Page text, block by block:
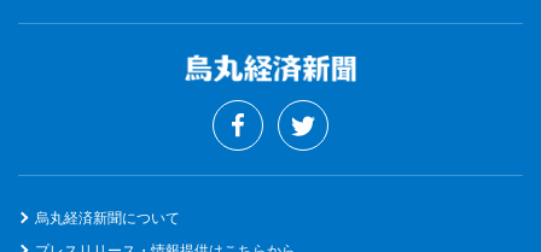
烏丸経済新聞について